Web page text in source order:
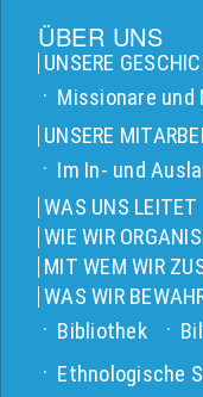
ÜBER UNS
UNSERE
Missionare und
UNSERE
Im In- und
WAS UNS LEITET
WIE WIR
MIT WEM WIR
WAS WIR
Bibliothek
Ethnologische